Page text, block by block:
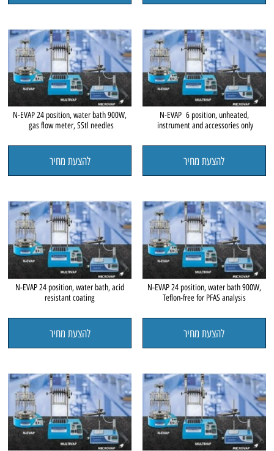
N-EVAP 6 position, unheated,
instrument and accessories only
להצעת מחיר
N-EVAP 24 position, water bath 900W,
gas flow meter, SStl needles
להצעת מחיר
N-EVAP 24 position, water bath 900W,
Teflon-free for PFAS analysis
להצעת מחיר
N-EVAP 24 position, water bath, acid
resistant coating
להצעת מחיר